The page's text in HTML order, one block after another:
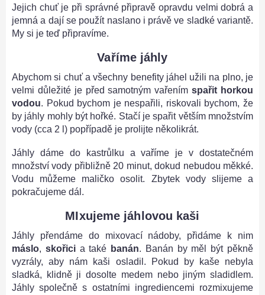
Jejich chuť je při správné připravě opravdu velmi dobrá a
jemná a dají se použít naslano i právě ve sladké variantě.
My si je teď připravíme.
Vaříme jáhly
Abychom si chuť a všechny benefity jáhel užili na plno, je
velmi důležité je před samotným vařenímspařit horkou
vodou. Pokud bychom je nespařili, riskovali bychom, že
by jáhly mohly být hořké. Stačí je spařit větším množstvím
vody (cca 2 l) popřípadě je prolijte několikrát.
Jáhly dáme do kastrůlku a vaříme je v dostatečném
množství vody přibližně 20 minut, dokud nebudou měkké.
Vodu můžeme maličko osolit. Zbytek vody slijeme a
pokračujeme dál.
MIxujeme jáhlovou kaši
Jáhly přendáme do mixovací nádoby, přidáme k nim
máslo, skořicia také banán. Banán by měl být pěkně
vyzrály, aby nám kaši osladil. Pokud by kaše nebyla
sladká, klidně ji dosolte medem nebo jiným sladidlem.
Jáhly společně s ostatními ingrediencemi rozmixujeme